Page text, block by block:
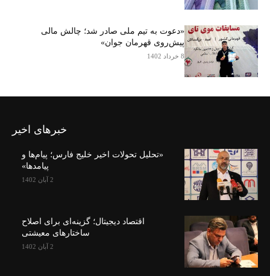
«دعوت به تیم ملی صادر شد؛ چالش مالی
پیش‌روی قهرمان جوان»
8 خرداد 1402
خبرهای اخیر
«تحلیل تحولات اخیر خلیج فارس؛ پیام‌ها و
پیامدها»
2 آبان 1402
اقتصاد دیجیتال؛ گزینه‌ای برای اصلاح
ساختارهای معیشتی
2 آبان 1402